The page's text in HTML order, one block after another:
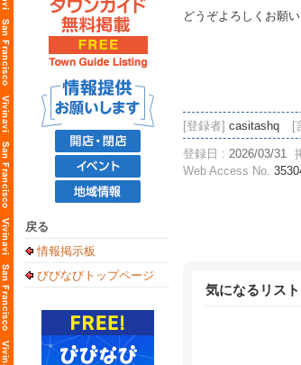
戻る
情報掲示板
びびなびトップページ
どうぞよろしくお願い
[登録者] casitashq [
登録日 : 2026/03/31
Web Access No.
気になるリスト